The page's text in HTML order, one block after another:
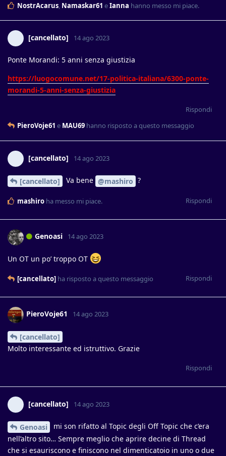
NostrAcarus, Namaskar61 eIanna hanno messo mi piace.
[cancellato] 14 ago 2023
Ponte Morandi: 5 anni senza giustizia
https://luogocomune.net/17-politica-italiana/6300-ponte-
morandi-5-anni-senza-giustizia
Rispondi
PieroVoje61 e MAU69 hanno risposto a questo messaggio
[cancellato] 14 ago 2023
[cancellato] Va bene @mashiro ?
Rispondi
mashiro ha messo mi piace.
Genoasi 14 ago 2023
Un OT un po’ troppo OT
Rispondi
[cancellato] ha risposto a questo messaggio
PieroVoje61 14 ago 2023
[cancellato]
Molto interessante ed istruttivo. Grazie
Rispondi
[cancellato] 14 ago 2023
Genoasi
mi son rifatto al Topic degli Off Topic che c’era
nell’altro sito… Sempre meglio che aprire decine di Thread
che si esauriscono e finiscono nel dimenticatoio in uno o due